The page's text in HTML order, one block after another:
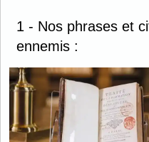
1 - Nos phrases et
ennemis :